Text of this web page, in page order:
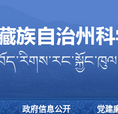
政府信息公开 党建